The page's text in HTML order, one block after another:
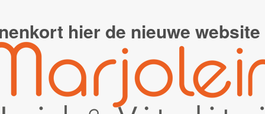
hier de nieuwe